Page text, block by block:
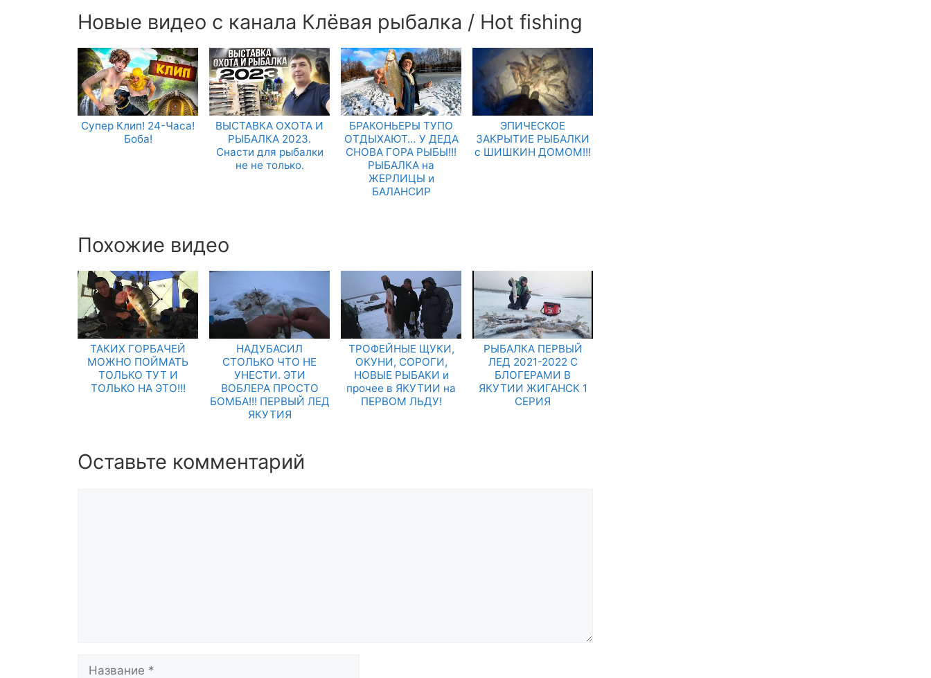
Новые видео с канала Клёвая рыбалка / Hot fishing
Супер Клип! 24-Часа!
Боба!
ВЫСТАВКА ОХОТА И
РЫБАЛКА 2023.
Снасти для рыбалки
не не только.
БРАКОНЬЕРЫ ТУПО
ОТДЫХАЮТ… У ДЕДА
СНОВА ГОРА РЫБЫ!!!
РЫБАЛКА на
ЖЕРЛИЦЫ и
БАЛАНСИР
ЭПИЧЕСКОЕ
ЗАКРЫТИЕ РЫБАЛКИ
с ШИШКИН ДОМОМ!!!
Похожие видео
ТАКИХ ГОРБАЧЕЙ
МОЖНО ПОЙМАТЬ
ТОЛЬКО ТУТ И
ТОЛЬКО НА ЭТО!!!
НАДУБАСИЛ
СТОЛЬКО ЧТО НЕ
УНЕСТИ. ЭТИ
ВОБЛЕРА ПРОСТО
БОМБА!!! ПЕРВЫЙ ЛЕД
ЯКУТИЯ
ТРОФЕЙНЫЕ ЩУКИ,
ОКУНИ, СОРОГИ,
НОВЫЕ РЫБАКИ и
прочее в ЯКУТИИ на
ПЕРВОМ ЛЬДУ!
РЫБАЛКА ПЕРВЫЙ
ЛЕД 2021-2022 С
БЛОГЕРАМИ В
ЯКУТИИ ЖИГАНСК 1
СЕРИЯ
Оставьте комментарий
Название